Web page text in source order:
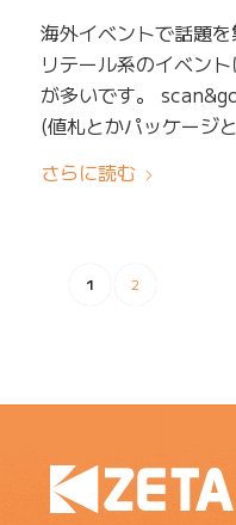
海外イベントで話題
リテール系のイベン
が多いです。
(値札とかパッケージ
さらに読む
1 2